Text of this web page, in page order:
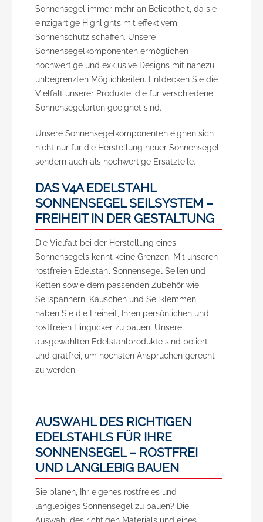
Sonnensegel immer mehr an Beliebtheit, da sie
einzigartige Highlights mit effektivem
Sonnenschutz schaffen. Unsere
Sonnensegelkomponenten ermöglichen
hochwertige und exklusive Designs mit nahezu
unbegrenzten Möglichkeiten. Entdecken Sie die
Vielfalt unserer Produkte, die für verschiedene
Sonnensegelarten geeignet sind.
Unsere Sonnensegelkomponenten eignen sich
nicht nur für die Herstellung neuer Sonnensegel,
sondern auch als hochwertige Ersatzteile.
DAS V4A EDELSTAHL
SONNENSEGEL SEILSYSTEM –
FREIHEIT IN DER GESTALTUNG
Die Vielfalt bei der Herstellung eines
Sonnensegels kennt keine Grenzen. Mit unseren
rostfreien Edelstahl Sonnensegel Seilen und
Ketten sowie dem passenden Zubehör wie
Seilspannern, Kauschen und Seilklemmen
haben Sie die Freiheit, Ihren persönlichen und
rostfreien Hingucker zu bauen. Unsere
ausgewählten Edelstahlprodukte sind poliert
und gratfrei, um höchsten Ansprüchen gerecht
zu werden.
AUSWAHL DES RICHTIGEN
EDELSTAHLS FÜR IHRE
SONNENSEGEL – ROSTFREI
UND LANGLEBIG BAUEN
Sie planen, Ihr eigenes rostfreies und
langlebiges Sonnensegel zu bauen? Die